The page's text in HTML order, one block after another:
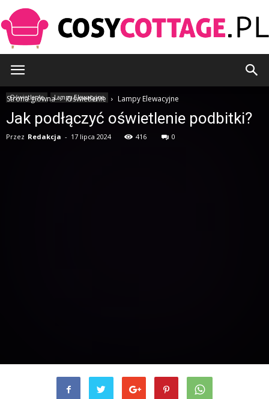
Strona główna Oświetlenie Lampy Elewacyjne
Oświetlenie Lampy Elewacyjne
Jak podłączyć oświetlenie podbitki?
Przez Redakcja - 17 lipca 2024 416 0